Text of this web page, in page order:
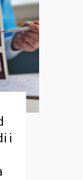
i